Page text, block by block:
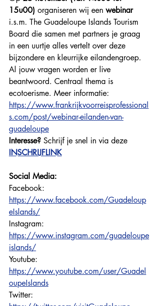
15u00) organiseren wij een webinar
i.s.m. The Guadeloupe Islands Tourism
Board die samen met partners je graag
in een uurtje alles vertelt over deze
bijzondere en kleurrijke eilandengroep.
Al jouw vragen worden er live
beantwoord. Centraal thema is
ecotoerisme. Meer informatie:
https://www.frankrijkvoorreisprofessional
s.com/post/webinar-eilanden-van-
guadeloupe
Interesse? Schrijf je snel in via deze
INSCHRIJFLINK
Social Media:
https://www.facebook.com/Guadeloup
eIslands/
https://www.instagram.com/guadeloupe
islands/
https://www.youtube.com/user/Guadel
oupeIslands